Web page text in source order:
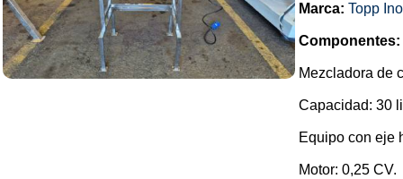
Marca: Topp
Componentes:
Mezcladora de
Capacidad: 30
Equipo con eje
Motor: 0,25 CV.